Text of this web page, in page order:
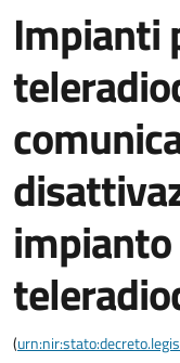
Impianti
(